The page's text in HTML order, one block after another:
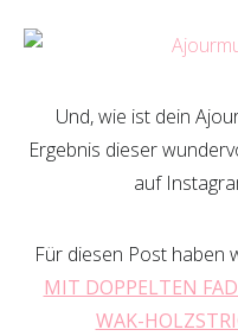
Und, wie ist dein
Ergebnis dieser
auf
Für diesen Post haben
MIT DOPPELTEN
WAK-